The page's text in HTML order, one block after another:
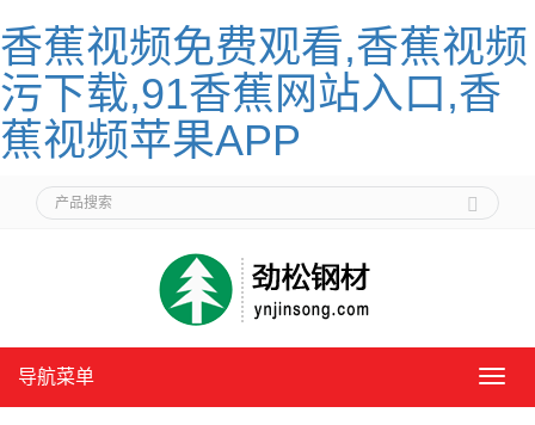
香蕉视频免费观看,香蕉视频
污下载,91香蕉网站入口,香
蕉视频苹果APP
导
导航菜单